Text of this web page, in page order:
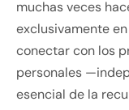
muchas veces
exclusivamente
conectar con los
personales
esencial de la